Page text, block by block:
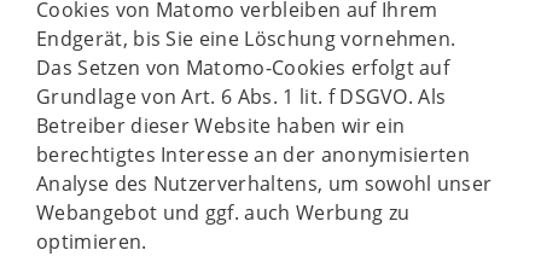
Cookies von Matomo verbleiben auf Ihrem
Endgerät, bis Sie eine Löschung vornehmen.
Das Setzen von Matomo-Cookies erfolgt auf
Grundlage von Art. 6 Abs. 1 lit. f DSGVO. Als
Betreiber dieser Website haben wir ein
berechtigtes Interesse an der anonymisierten
Analyse des Nutzerverhaltens, um sowohl unser
Webangebot und ggf. auch Werbung zu
optimieren.